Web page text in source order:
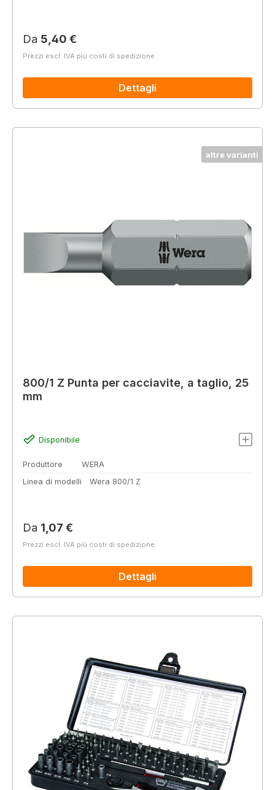
Prezzo normale:
Da 5,40 €
Prezzi escl. IVA più costi di spedizione
Dettagli
altre varianti
800/1 Z Punta per cacciavite, a taglio, 25
mm
Disponibile
Produttore
WERA
Linea di modelli
Wera 800/1 Z
Prezzo normale:
Da 1,07 €
Prezzi escl. IVA più costi di spedizione
Dettagli